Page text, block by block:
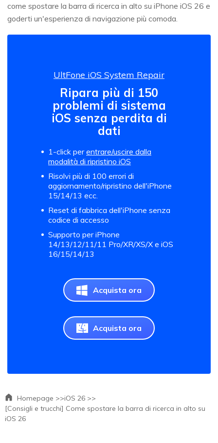
come spostare la barra di ricerca in alto su iPhone iOS 26 e
goderti un'esperienza di navigazione più comoda.
UltFone iOS System Repair
Ripara più di 150
problemi di sistema
iOS senza perdita di
dati
1-click perentrare/uscire dalla
modalità di ripristino iOS
Risolvi più di 100 errori di
aggiornamento/ripristino dell'iPhone
15/14/13 ecc.
Reset di fabbrica dell'iPhone senza
codice di accesso
Supporto per iPhone
14/13/12/11/11 Pro/XR/XS/X e iOS
16/15/14/13
Acquista ora
Acquista ora
Homepage >>iOS 26 >>
[Consigli e trucchi] Come spostare la barra di ricerca in alto su
iOS 26